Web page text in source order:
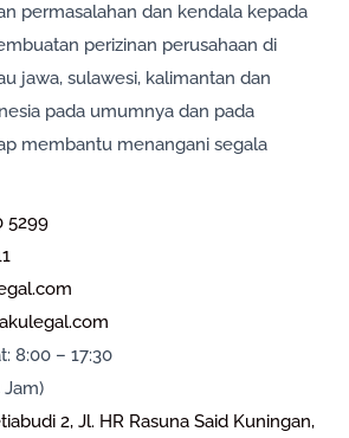
permasalahan dan kendala kepada
perizinan perusahaan di
jawa, sulawesi, kalimantan dan
pada umumnya dan pada
membantu menangani segala
5299
8:00 – 17:30
Jam)
2, Jl. HR Rasuna Said Kuningan,